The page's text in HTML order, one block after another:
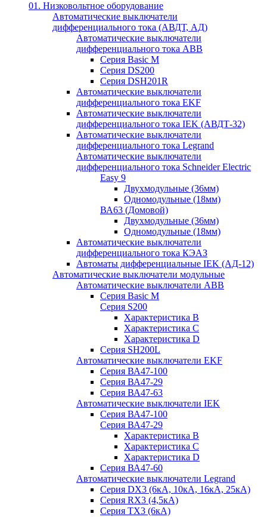
01. Низковольтное оборудование
Автоматические выключатели
дифференциального тока (АВДТ, АД)
Автоматические выключатели
дифференциального тока ABB
Серия Basic M
Серия DS200
Серия DSH201R
Автоматические выключатели
дифференциального тока EKF
Автоматические выключатели
дифференциального тока IEK (АВДТ-32)
Автоматические выключатели
дифференциального тока Legrand
Автоматические выключатели
дифференциального тока Schneider Electric
Easy 9
Двухмодульные (36мм)
Одномодульные (18мм)
ВА63 (Домовой)
Двухмодульные (36мм)
Одномодульные (18мм)
Автоматические выключатели
дифференциального тока КЭАЗ
Автоматы дифференциальные IEK (АД-12)
Автоматические выключатели модульные
Автоматические выключатели ABB
Серия Basic M
Серия S200
Характеристика B
Характеристика C
Характеристика D
Серия SH200L
Автоматические выключатели EKF
Серия ВА47-100
Серия ВА47-29
Серия ВА47-63
Автоматические выключатели IEK
Серия ВА47-100
Серия ВА47-29
Характеристика B
Характеристика C
Характеристика D
Серия ВА47-60
Автоматические выключатели Legrand
Серия DX3 (6кА, 10кА, 16кА, 25кА)
Серия RX3 (4,5кА)
Серия TX3 (6кА)